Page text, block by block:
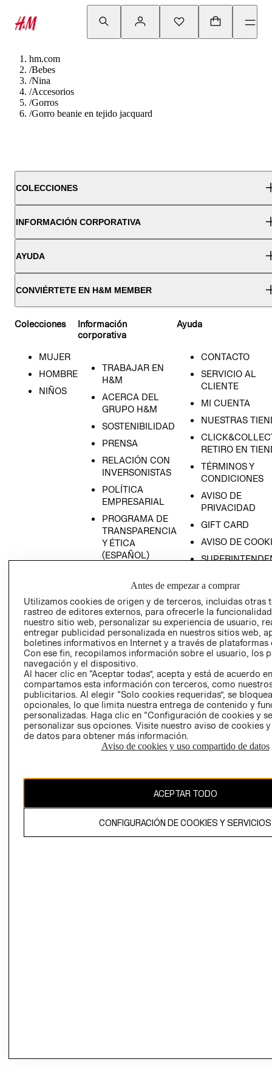
hm.com
/Bebes
/Nina
/Accesorios
/Gorros
/Gorro beanie en tejido jacquard
COLECCIONES
INFORMACIÓN CORPORATIVA
AYUDA
CONVIÉRTETE EN H&M MEMBER
Colecciones
MUJER
HOMBRE
NIÑOS
Información
corporativa
TRABAJAR EN
H&M
ACERCA DEL
GRUPO H&M
SOSTENIBILIDAD
PRENSA
RELACIÓN CON
INVERSONISTAS
POLÍTICA
EMPRESARIAL
PROGRAMA DE
TRANSPARENCIA
Y ÉTICA
(ESPAÑOL)
TRANSPARENCIA
Y ÉTICA (INGLÉS)
Ayuda
CONTACTO
SERVICIO AL
CLIENTE
MI CUENTA
NUESTRAS
RETIRO EN
TÉRMINOS Y
CONDICIONES
AVISO DE
PRIVACIDAD
GIFT CARD
AVISO DE
COMERCIO - SIC
PETICIONES
QUEJAS Y
RECLAMOS
Colombia ($)
CAMBIAR REGIÓN
propiedad de H&M Hennes & Mauritz AB.
Antes de empezar a comprar
Utilizamos cookies de origen y de terceros, incluidas otras
rastreo de editores externos, para ofrecerle la
nuestro sitio web, personalizar su experiencia de usuario,
entregar publicidad personalizada en nuestros sitios web,
boletines informativos en Internet y a través de plataformas
Con ese fin, recopilamos información sobre el usuario, los
navegación y el dispositivo.
Al hacer clic en “Aceptar todas”, acepta y está de acuerdo
compartamos esta información con terceros, como
publicitarios. Al elegir “Solo cookies requeridas”, se
opcionales, lo que limita nuestra entrega de contenido y
personalizadas. Haga clic en “Configuración de cookies y
personalizar sus opciones. Visite nuestro aviso de cookies
de datos para obtener más información.
Aviso de cookies y uso compartido de datos
ACEPTAR TODO
CONFIGURACIÓN DE COOKIES Y SERVICIOS